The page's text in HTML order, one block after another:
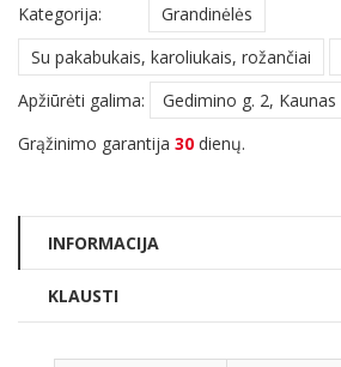
Kategorija:
Grandinėlės
Su pakabukais, karoliukais, rožančiai
Apžiūrėti galima:
Gedimino g. 2, Kaunas
Grąžinimo garantija 30 dienų.
INFORMACIJA
KLAUSTI